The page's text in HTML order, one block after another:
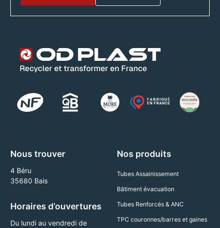
Nous trouver
4 Béru
35680 Bais
Horaires d’ouvertures
Du lundi au vendredi de
Nos produits
Tubes Assainissement
Bâtiment évacuation
Tubes Renforcés & ANC
TPC couronnes/barres et gaines